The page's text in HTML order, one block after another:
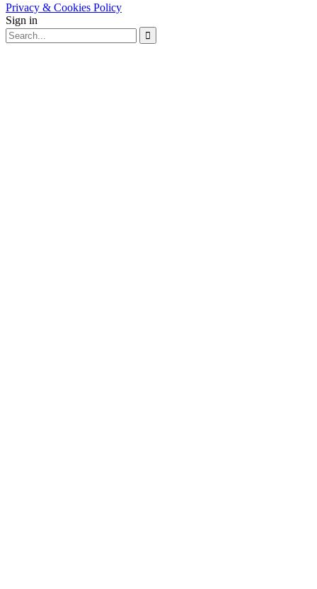
Privacy & Cookies Policy
Sign in